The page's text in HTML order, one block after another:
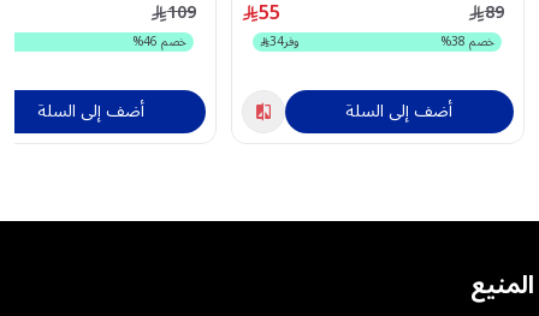
55 89
خصم38
% وفر34
أضف إلى السلة
109
خصم 46
%
أضف إلى السلة
المنيع